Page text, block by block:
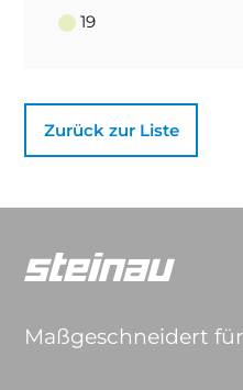
19
Zurück zur Liste
Maßgeschneidert